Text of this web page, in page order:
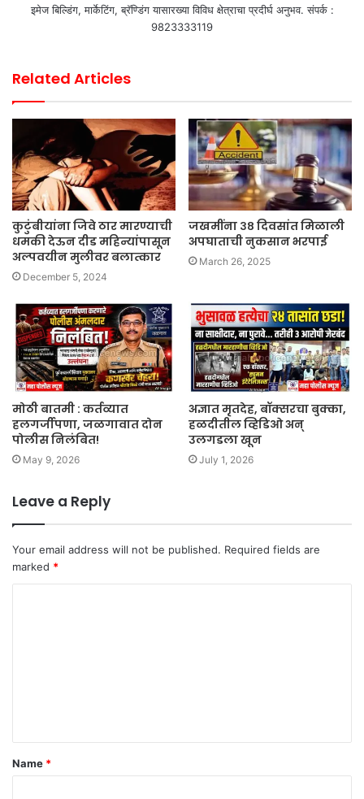
इमेज बिल्डिंग, मार्केटिंग, ब्रॅण्डिंग यासारख्या विविध क्षेत्राचा प्रदीर्घ अनुभव. संपर्क :
9823333119
Related Articles
कुटुंबीयांना जिवे ठार मारण्याची
धमकी देऊन दीड महिन्यांपासून
अल्पवयीन मुलीवर बलात्कार
December 5, 2024
जखमींना ३८ दिवसांत मिळाली
अपघाताची नुकसान भरपाई
March 26, 2025
मोठी बातमी : कर्तव्यात
हलगर्जीपणा, जळगावात दोन
पोलीस निलंबित!
May 9, 2026
अज्ञात मृतदेह, बॉक्सरचा बुक्का,
हळदीतील व्हिडिओ अन्
उलगडला खून
July 1, 2026
Leave a Reply
Your email address will not be published. Required fields are
marked *
t
*
Name *